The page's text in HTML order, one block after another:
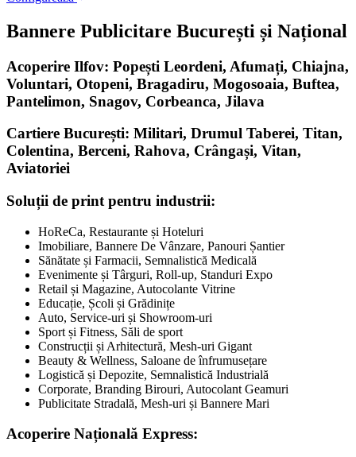
Bannere Publicitare București și Național
Acoperire Ilfov: Popești Leordeni, Afumați, Chiajna,
Voluntari, Otopeni, Bragadiru, Mogosoaia, Buftea,
Pantelimon, Snagov, Corbeanca, Jilava
Cartiere București: Militari, Drumul Taberei, Titan,
Colentina, Berceni, Rahova, Crângași, Vitan,
Aviatoriei
Soluții de print pentru industrii:
HoReCa, Restaurante și Hoteluri
Imobiliare, Bannere De Vânzare, Panouri Șantier
Sănătate și Farmacii, Semnalistică Medicală
Evenimente și Târguri, Roll-up, Standuri Expo
Retail și Magazine, Autocolante Vitrine
Educație, Școli și Grădinițe
Auto, Service-uri și Showroom-uri
Sport și Fitness, Săli de sport
Construcții și Arhitectură, Mesh-uri Gigant
Beauty & Wellness, Saloane de înfrumusețare
Logistică și Depozite, Semnalistică Industrială
Corporate, Branding Birouri, Autocolant Geamuri
Publicitate Stradală, Mesh-uri și Bannere Mari
Acoperire Națională Express: